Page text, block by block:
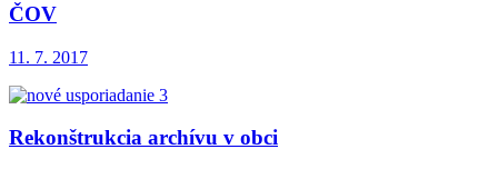
ČOV
11. 7. 2017
Rekonštrukcia archívu v obci